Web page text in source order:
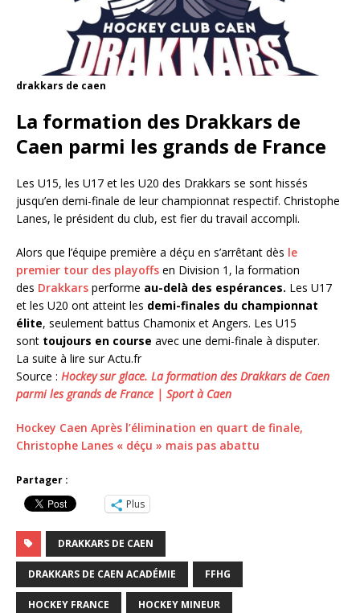
drakkars de caen
La formation des Drakkars de
Caen parmi les grands de France
Les U15, les U17 et les U20 des Drakkars se sont hissés
jusqu’en demi-finale de leur championnat respectif. Christophe
Lanes, le président du club, est fier du travail accompli.
Alors que l’équipe première a déçu en s’arrêtant dès le
premier tour des playoffs en Division 1, la formation
des Drakkars performe au-delà des espérances. Les U17
et les U20 ont atteint les demi-finales du championnat
élite, seulement battus Chamonix et Angers. Les U15
sont toujours en course avec une demi-finale à disputer.
La suite à lire sur Actu.fr
Source : Hockey sur glace. La formation des Drakkars de Caen
parmi les grands de France | Sport à Caen
Hockey Caen Après l’élimination en quart de finale,
Christophe Lanes « déçu » mais pas abattu
Partager :
Plus
DRAKKARS DE CAEN
DRAKKARS DE CAEN ACADÉMIE FFHG
HOCKEY FRANCE HOCKEY MINEUR